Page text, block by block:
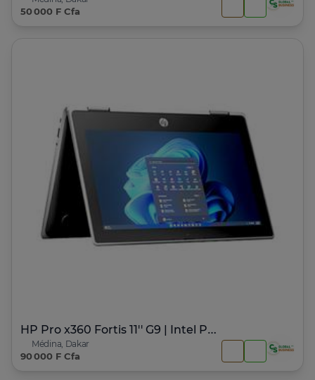
50 000 F Cfa
HP Pro x360 Fortis 11'' G9 | Intel Pentium
Médina, Dakar
90 000 F Cfa